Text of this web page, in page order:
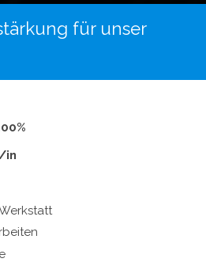
für unser
in
für unser
in